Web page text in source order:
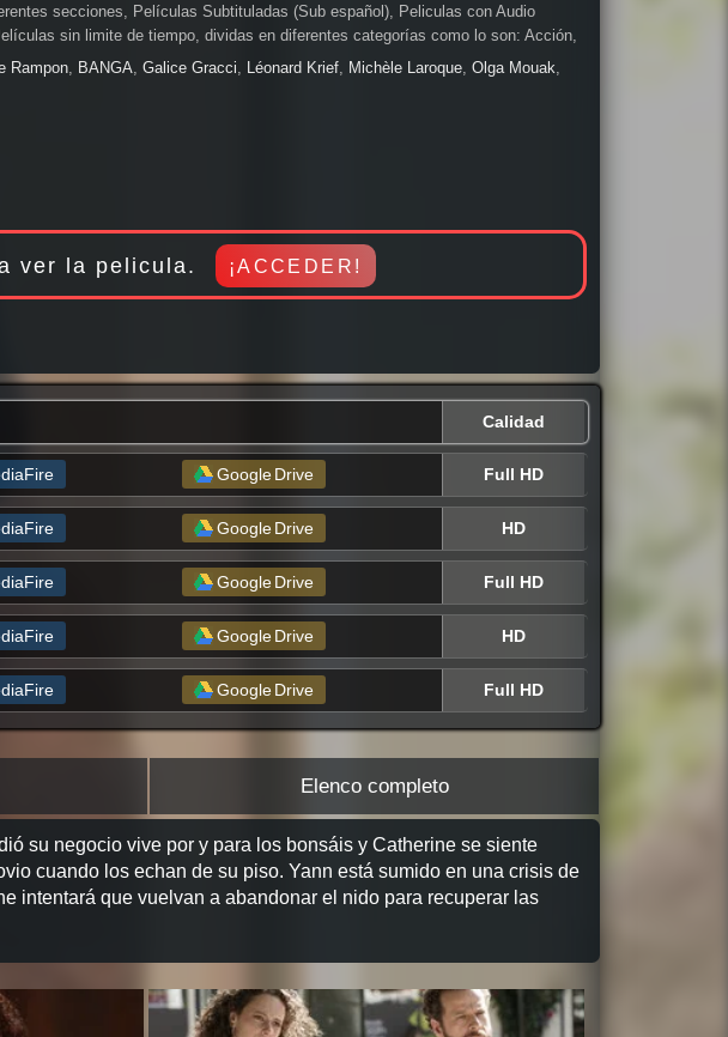
secciones, Películas Subtituladas (Sub español), Peliculas con Audio
sin limite de tiempo, dividas en diferentes categorías como lo son: Acción,
Ciencia Ficción, Drama, Fantástico, Infantil, Intriga, Terror / Miedo, Romance,
Vuelto! completa online.
Rampon BANGA ,Galice Gracci Léonard Krief Michèle Laroque ,Olga Mouak
ver la pelicula. ¡ACCEDER!
Calidad
GoogleDrive Full HD
GoogleDrive HD
GoogleDrive Full HD
GoogleDrive HD
GoogleDrive Full HD
Elenco completo
su negocio vive por y para los bonsáis y Catherine se siente
cuando los echan de su piso. Yann está sumido en una crisis de
intentará que vuelvan a abandonar el nido para recuperar las